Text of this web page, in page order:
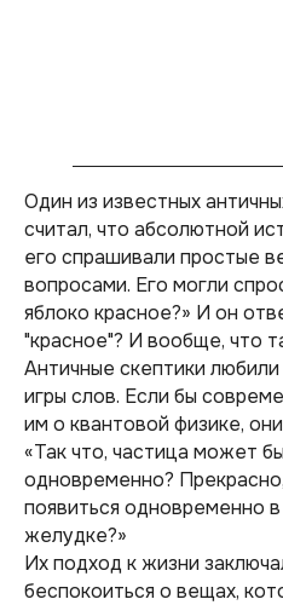
Один из известных
считал, что абсолютной
его спрашивали простые
вопросами. Его могли
яблоко красное?» И он
"красное"? И вообще, что
Античные скептики
игры слов. Если бы
им о квантовой физике,
«Так что, частица может
одновременно?
появиться одновременно
желудке?»
Их подход к жизни
беспокоиться о вещах,